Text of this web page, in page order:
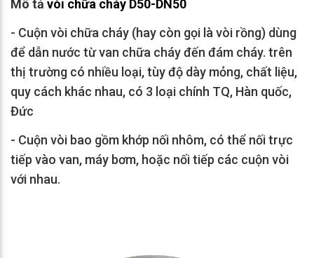
Mô tả vòi chữa cháy D50-DN50
- Cuộn vòi chữa cháy (hay còn gọi là vòi rồng) dùng
để dẫn nước từ van chữa cháy đến đám cháy. trên
thị trường có nhiều loại, tùy độ dày mỏng, chất liệu,
quy cách khác nhau, có 3 loại chính TQ, Hàn quốc,
Đức
- Cuộn vòi bao gồm khớp nối nhôm, có thể nối trực
tiếp vào van, máy bơm, hoặc nối tiếp các cuộn vòi
với nhau.